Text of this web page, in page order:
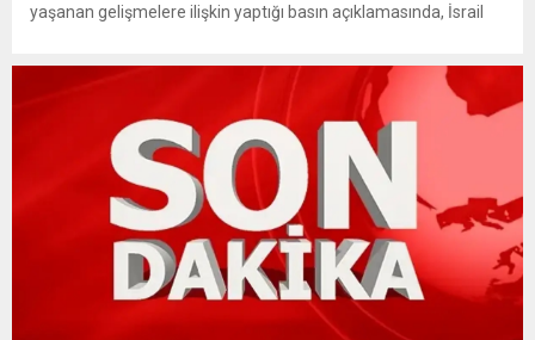
yaşanan gelişmelere ilişkin yaptığı basın açıklamasında, İsrail
belirtti. Gazze’de işgalin genişletildiği iddiası Bekin,